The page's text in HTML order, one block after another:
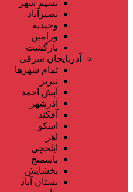
نسیم شهر
نصیرآباد
وحیدیه
ورامین
بازگشت
آذربایجان شرقی
تمام شهر‌ها
تبریز
آبش احمد
آذرشهر
آقکند
اسکو
اهر
ایلخچی
باسمنج
بخشایش
بستان آباد